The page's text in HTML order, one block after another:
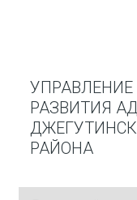
РАЗВИТИЯ
РАЙОНА